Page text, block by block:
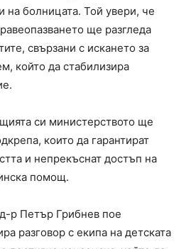
болницата. Той увери, че
ще разгледа
свързани с искането за
който да стабилизира
си министерството ще
които да гарантират
и непрекъснат достъп на
помощ.
р Петър Грибнев пое
разговор с екипа на детската